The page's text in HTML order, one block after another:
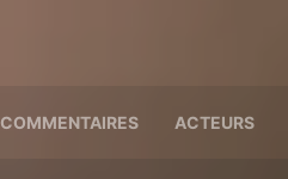
COMMENTAIRES ACTEURS